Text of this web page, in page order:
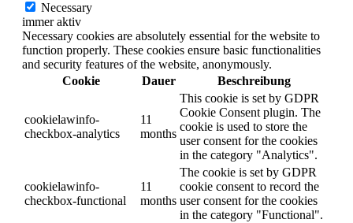
Necessary
immer aktiv
Necessary cookies are absolutely essential for the website to
function properly. These cookies ensure basic functionalities
and security features of the website, anonymously.
Cookie
Dauer Beschreibung
cookielawinfo-
checkbox-analytics
11
months
This cookie is set by GDPR
Cookie Consent plugin. The
cookie is used to store the
user consent for the cookies
in the category "Analytics".
cookielawinfo-
checkbox-functional
11
months
The cookie is set by GDPR
cookie consent to record the
user consent for the cookies
in the category "Functional".